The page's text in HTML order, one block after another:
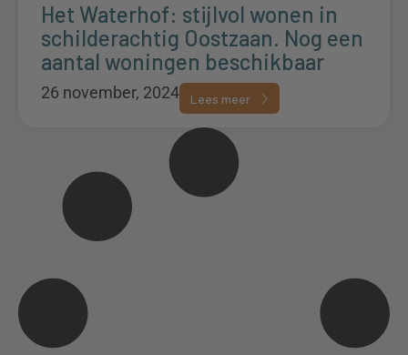
Het Waterhof: stijlvol wonen in
schilderachtig Oostzaan. Nog een
aantal woningen beschikbaar
26 november, 2024 Lees meer